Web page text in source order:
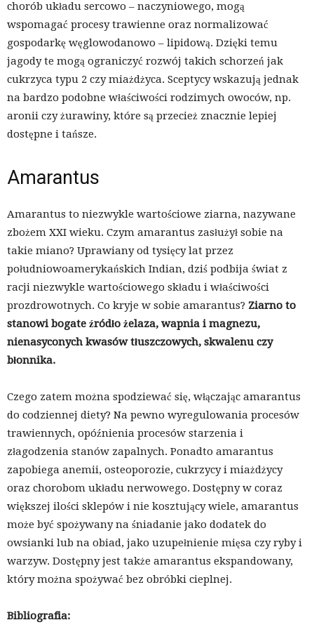
chorób układu sercowo – naczyniowego, mogą
wspomagać procesy trawienne oraz normalizować
gospodarkę węglowodanowo – lipidową. Dzięki temu
jagody te mogą ograniczyć rozwój takich schorzeń jak
cukrzyca typu 2 czy miażdżyca. Sceptycy wskazują jednak
na bardzo podobne właściwości rodzimych owoców, np.
aronii czy żurawiny, które są przecież znacznie lepiej
dostępne i tańsze.
Amarantus
Amarantus to niezwykle wartościowe ziarna, nazywane
zbożem XXI wieku. Czym amarantus zasłużył sobie na
takie miano? Uprawiany od tysięcy lat przez
południowoamerykańskich Indian, dziś podbija świat z
racji niezwykle wartościowego składu i właściwości
prozdrowotnych. Co kryje w sobie amarantus? Ziarno to
stanowi bogate źródło żelaza, wapnia i magnezu,
nienasyconych kwasów tłuszczowych, skwalenu czy
błonnika.
Czego zatem można spodziewać się, włączając amarantus
do codziennej diety? Na pewno wyregulowania procesów
trawiennych, opóźnienia procesów starzenia i
złagodzenia stanów zapalnych. Ponadto amarantus
zapobiega anemii, osteoporozie, cukrzycy i miażdżycy
oraz chorobom układu nerwowego. Dostępny w coraz
większej ilości sklepów i nie kosztujący wiele, amarantus
może być spożywany na śniadanie jako dodatek do
owsianki lub na obiad, jako uzupełnienie mięsa czy ryby i
warzyw. Dostępny jest także amarantus ekspandowany,
który można spożywać bez obróbki cieplnej.
Bibliografia: